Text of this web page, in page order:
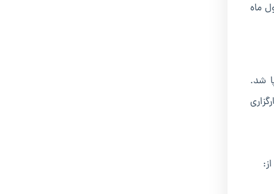
نازی آلمان روز اول ماه
ورسای برپا شد.
کارگزاری